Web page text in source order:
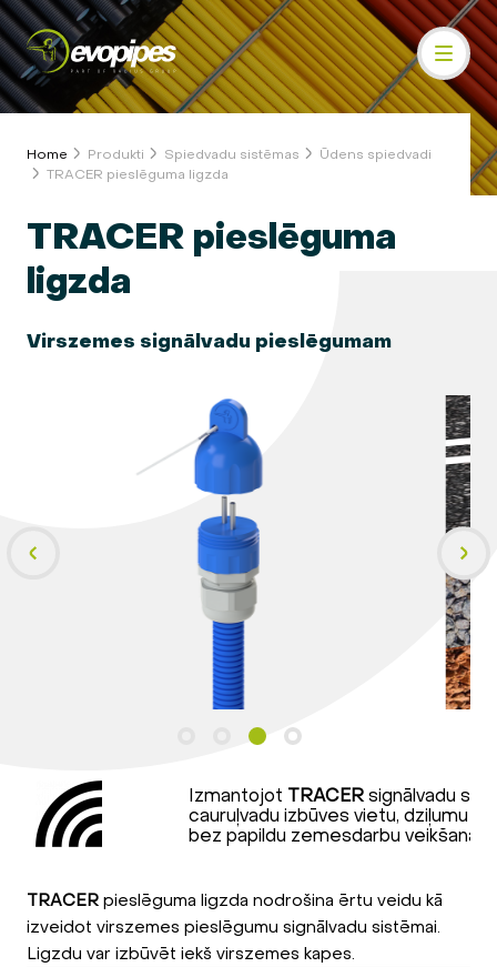
Home Produkti Spiedvadu sistēmas
Ūdens spiedvadi
TRACER pieslēguma ligzda
TRACER pieslēguma
ligzda
Virszemes signālvadu pieslēgumam
Izmantojot TRACER signālvadu
cauruļvadu izbūves vietu, dziļumu
bez papildu zemesdarbu veikšanas.
TRACER pieslēguma ligzda nodrošina ērtu veidu kā
izveidot virszemes pieslēgumu signālvadu sistēmai.
Ligzdu var izbūvēt iekš virszemes kapes.